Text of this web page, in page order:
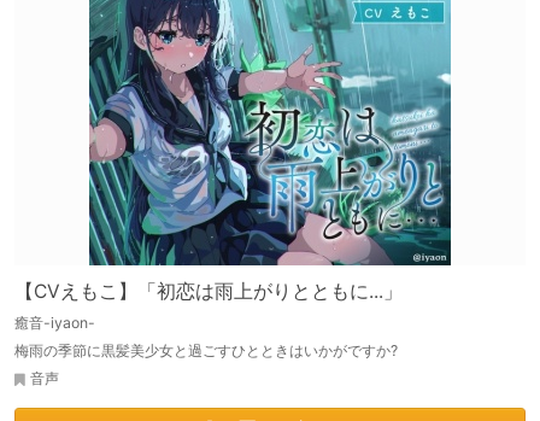
【CVえもこ】「初恋は雨上がりとともに...」
癒音-iyaon-
梅雨の季節に黒髪美少女と過ごすひとときはいかがですか?
音声